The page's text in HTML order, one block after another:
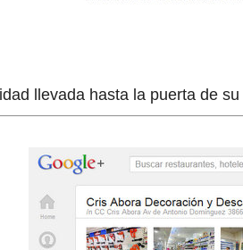
llevada hasta la puerta de